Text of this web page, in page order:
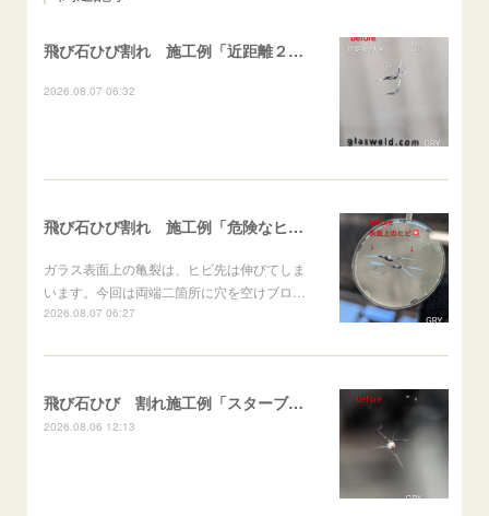
飛び石ひび割れ 施工例「近距離２箇所・パーシャル系+ストレート系」CX-8
2026.08.07 06:32
飛び石ひび割れ 施工例「危険なヒビ🚨⚠️表面上亀裂」ジムニー
ガラス表面上の亀裂は、ヒビ先は伸びてしま
います。今回は両端二箇所に穴を空けブロ…
2026.08.07 06:27
飛び石ひび 割れ施工例「スターブレイク系」 フリード
2026.08.06 12:13